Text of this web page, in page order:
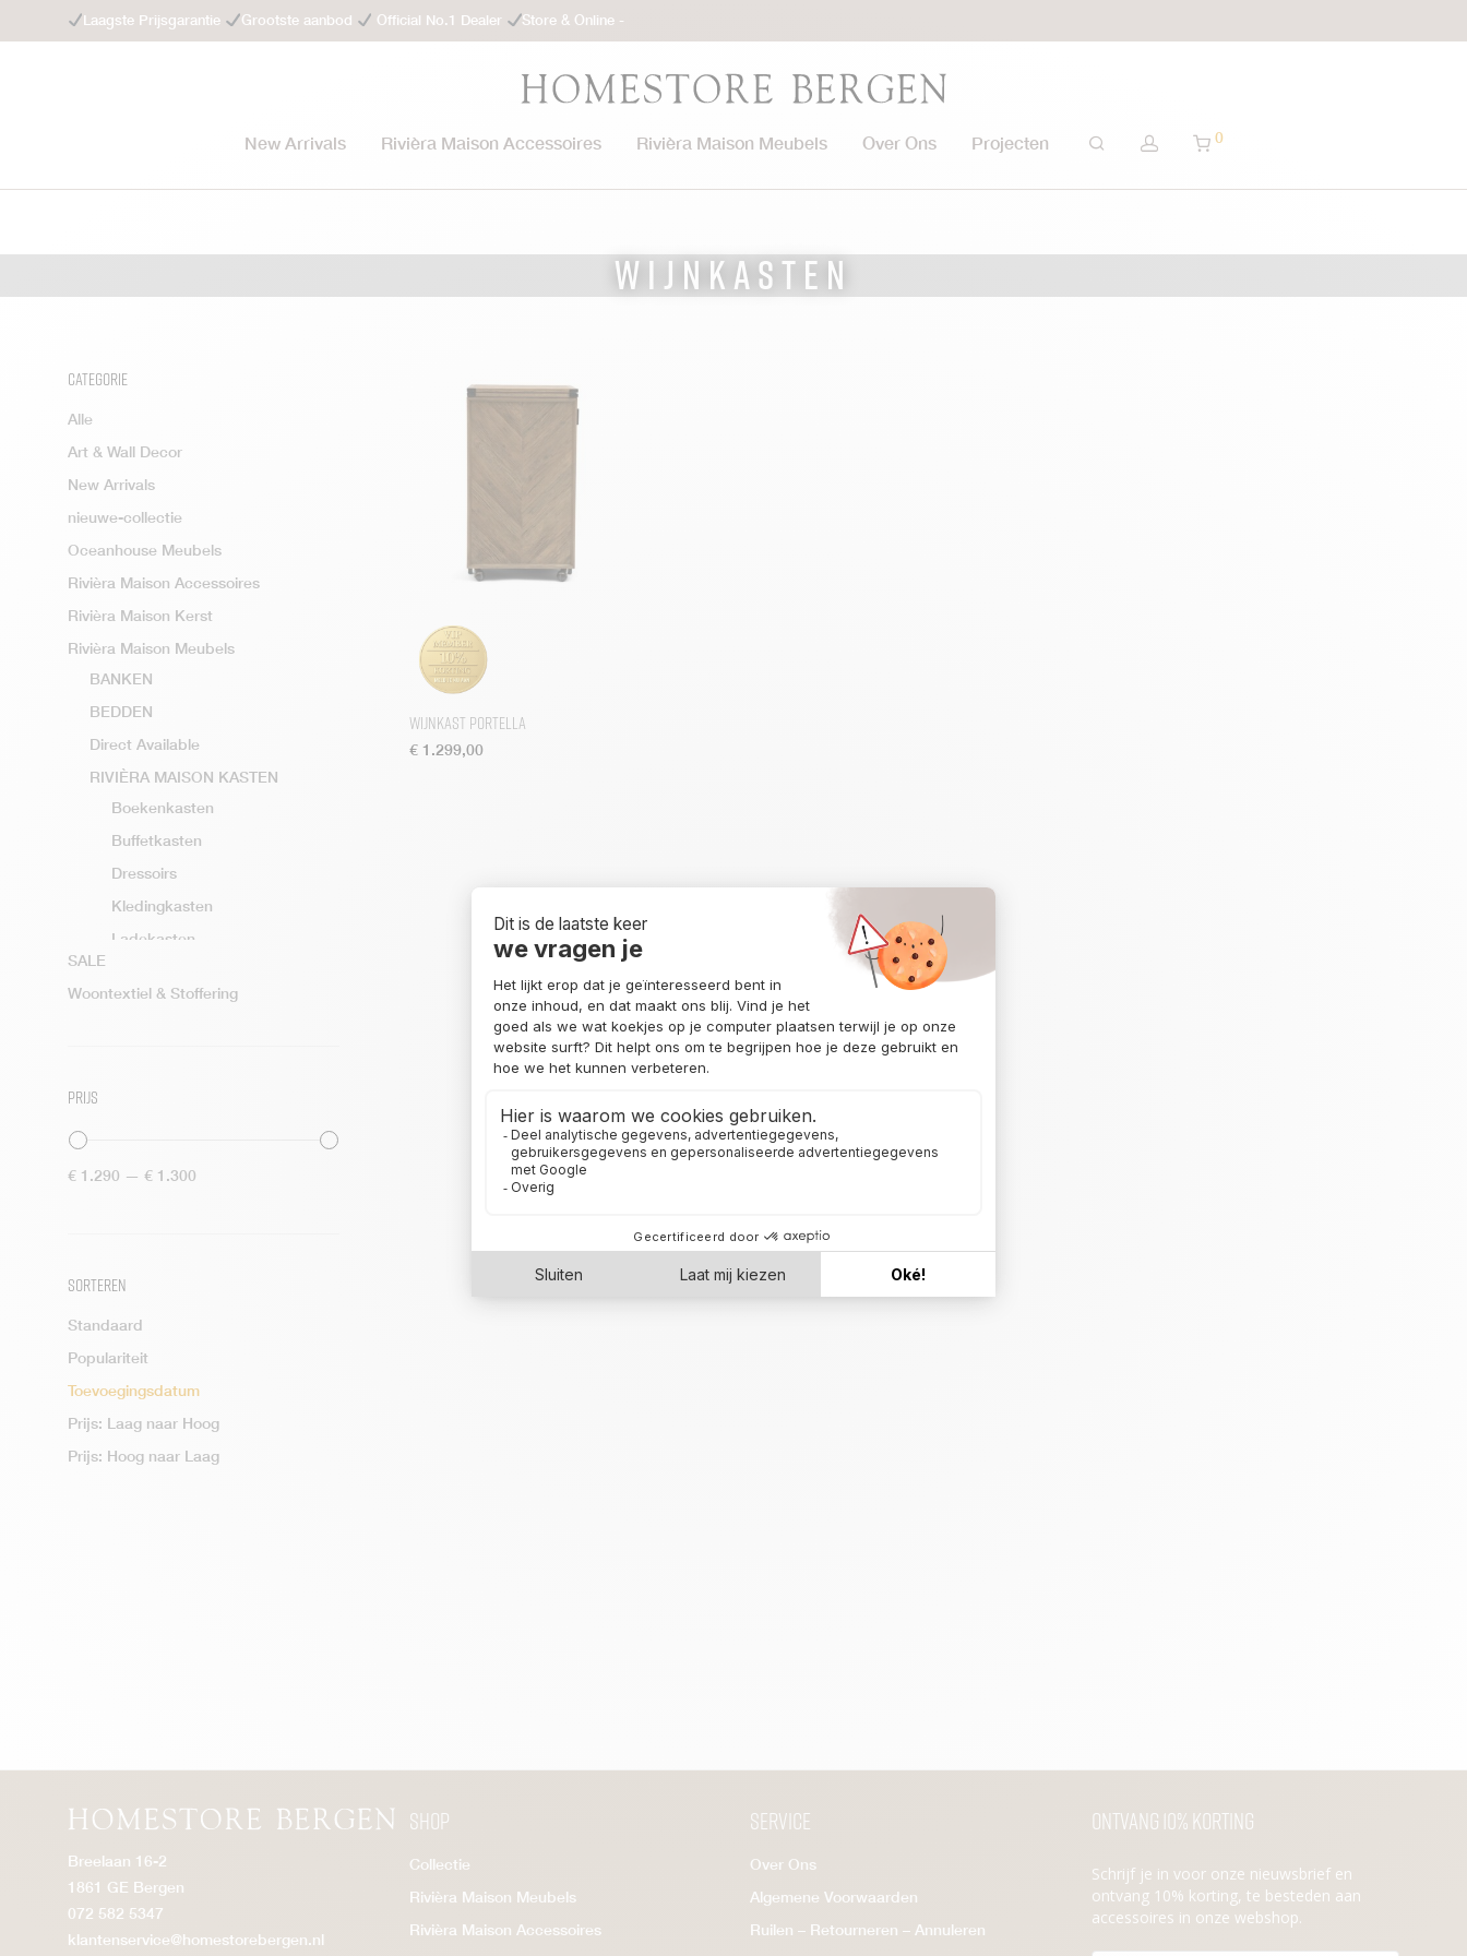
Laagste Prijsgarantie Grootste aanbod Official No.1 Dealer Store & Online -
New Arrivals Rivièra Maison Accessoires Rivièra Maison Meubels Over Ons Projecten 0
Wijnkasten
Categorie
Alle
Art & Wall Decor
New Arrivals
nieuwe-collectie
Oceanhouse Meubels
Rivièra Maison Accessoires
Rivièra Maison Kerst
Rivièra Maison Meubels
BANKEN
BEDDEN
Direct Available
RIVIÈRA MAISON KASTEN
Boekenkasten
Buffetkasten
Dressoirs
Kledingkasten
Ladekasten
Rivièra Maison TV Meubels
RIVIÈRA MAISON STOELEN
TEXTILE CARE
SALE
Woontextiel & Stoffering
Prijs
Min.
Max.
€ 1.290 — € 1.300
Sorteren
Standaard
Populariteit
Toevoegingsdatum
Prijs: Laag naar Hoog
Prijs: Hoog naar Laag
Wijnkast Portella
€1.299,00
Breelaan 16-2
1861 GE Bergen
072 582 5347
klantenservice@homestorebergen.nl
Shop
Collectie
Rivièra Maison Meubels
Rivièra Maison Accessoires
Service
Over Ons
Algemene Voorwaarden
Ruilen – Retourneren – Annuleren
Ontvang 10% korting
Schrijf je in voor onze nieuwsbrief en
ontvang 10% korting, te besteden aan
accessoires in onze webshop.